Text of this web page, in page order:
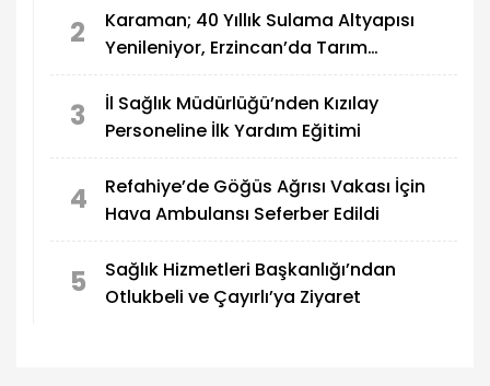
2
Karaman; 40 Yıllık Sulama Altyapısı
Yenileniyor, Erzincan’da Tarım
3
İl Sağlık Müdürlüğü’nden Kızılay
Personeline İlk Yardım Eğitimi
4
Refahiye’de Göğüs Ağrısı Vakası İçin
Hava Ambulansı Seferber Edildi
5
Sağlık Hizmetleri Başkanlığı’ndan
Otlukbeli ve Çayırlı’ya Ziyaret